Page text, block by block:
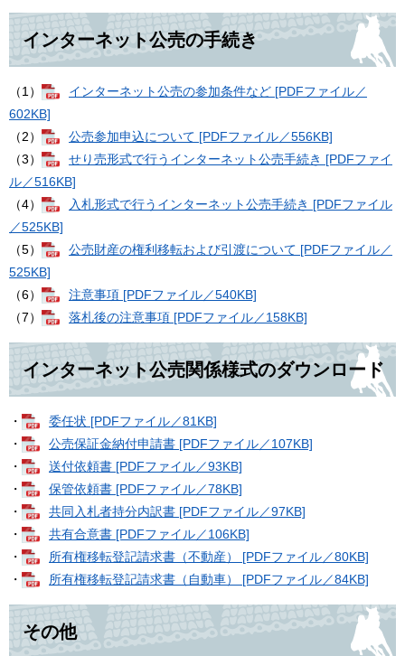
インターネット公売の手続き
（1）
インターネット公売の参加条件など [PDFファイル／
602KB]
（2）
公売参加申込について [PDFファイル／556KB]
（3）
せり売形式で行うインターネット公売手続き [PDFファイ
ル／516KB]
（4）
入札形式で行うインターネット公売手続き [PDFファイル
／525KB]
（5）
公売財産の権利移転および引渡について [PDFファイル／
525KB]
（6）
注意事項 [PDFファイル／540KB]
（7）
落札後の注意事項 [PDFファイル／158KB]
インターネット公売関係様式のダウンロード
・
委任状 [PDFファイル／81KB]
・
公売保証金納付申請書 [PDFファイル／107KB]
・
送付依頼書 [PDFファイル／93KB]
・
保管依頼書 [PDFファイル／78KB]
・
共同入札者持分内訳書 [PDFファイル／97KB]
・
共有合意書 [PDFファイル／106KB]
・
所有権移転登記請求書（不動産） [PDFファイル／80KB]
・
所有権移転登記請求書（自動車） [PDFファイル／84KB]
その他